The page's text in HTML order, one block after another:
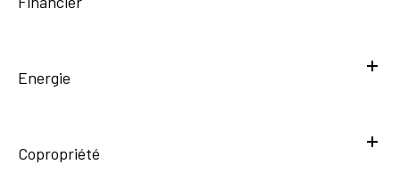
Energie
Copropriété